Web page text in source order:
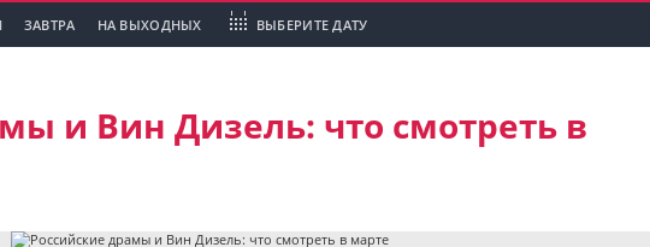
ЗАВТРА НА ВЫХОДНЫХ ВЫБЕРИТЕ ДАТУ
и Вин Дизель: что смотреть в